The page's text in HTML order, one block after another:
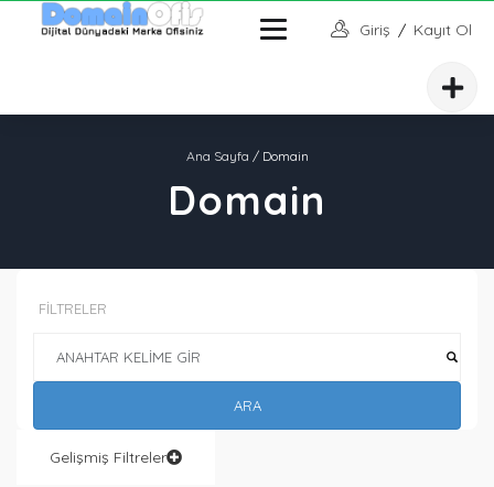
Giriş / Kayıt Ol
Ana Sayfa / Domain
Domain
FİLTRELER
ARA
Gelişmiş Filtreler